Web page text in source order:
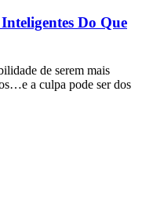
Do Que
de serem mais
a culpa pode ser dos